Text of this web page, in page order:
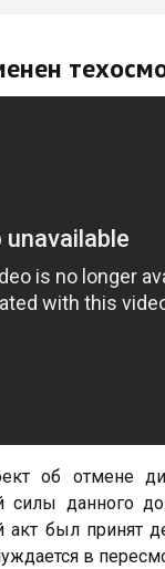
об отмене
силы данного
акт был принят
в